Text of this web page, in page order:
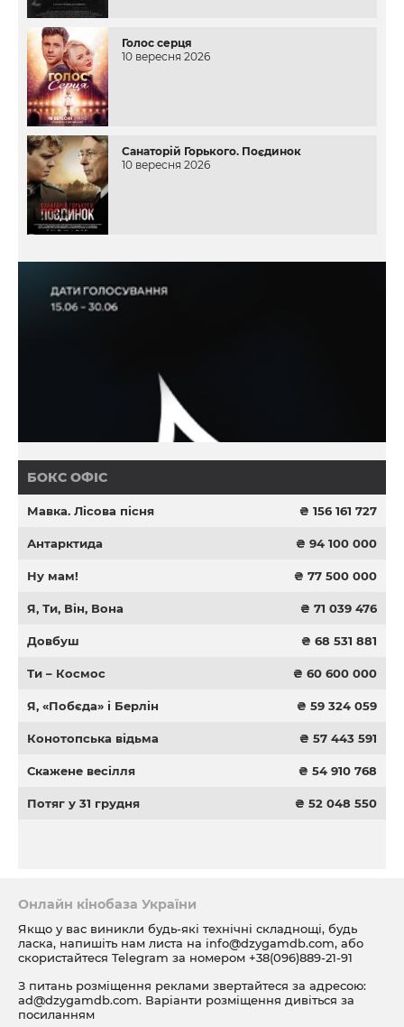
Голос серця
10 вересня 2026
Санаторій Горького. Поєдинок
10 вересня 2026
БОКС ОФІС
Мавка. Лісова пісня ₴ 156 161 727
Антарктида ₴ 94 100 000
Ну мам! ₴ 77 500 000
Я, Ти, Він, Вона ₴ 71 039 476
Довбуш ₴ 68 531 881
Ти – Космос ₴ 60 600 000
Я, «Побєда» і Берлін ₴ 59 324 059
Конотопська відьма ₴ 57 443 591
Скажене весілля ₴ 54 910 768
Потяг у 31 грудня ₴ 52 048 550
Онлайн кінобаза України
Якщо у вас виникли будь-які технічні складнощі, будь
ласка, напишіть нам листа на info@dzygamdb.com, або
скористайтеся Telegram за номером +38(096)889-21-91
З питань розміщення реклами звертайтеся за адресою:
ad@dzygamdb.com. Варіанти розміщення дивіться за
посиланням